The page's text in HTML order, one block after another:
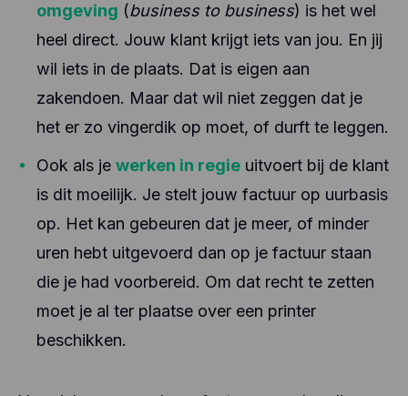
omgeving (business to business) is het wel
heel direct. Jouw klant krijgt iets van jou. En jij
wil iets in de plaats. Dat is eigen aan
zakendoen. Maar dat wil niet zeggen dat je
het er zo vingerdik op moet, of durft te leggen.
Ook als je werken in regie uitvoert bij de klant
is dit moeilijk. Je stelt jouw factuur op uurbasis
op. Het kan gebeuren dat je meer, of minder
uren hebt uitgevoerd dan op je factuur staan
die je had voorbereid. Om dat recht te zetten
moet je al ter plaatse over een printer
beschikken.